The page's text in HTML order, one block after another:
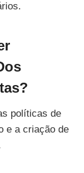
políticas de
e a criação de